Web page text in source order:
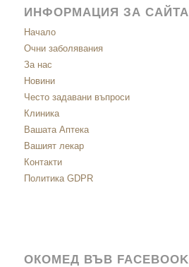
ИНФОРМАЦИЯ ЗА САЙТА
Начало
Очни заболявания
За нас
Новини
Често задавани въпроси
Клиника
Вашата Аптека
Вашият лекар
Контакти
Политика GDPR
ОКОМЕД ВЪВ FACEBOOK